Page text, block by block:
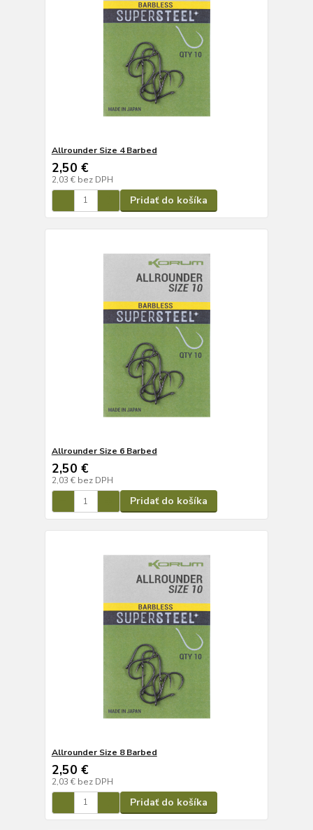
Allrounder Size 4 Barbed
2,50 €
2,03 € bez DPH
Pridať do košíka
Allrounder Size 6 Barbed
2,50 €
2,03 € bez DPH
Pridať do košíka
Allrounder Size 8 Barbed
2,50 €
2,03 € bez DPH
Pridať do košíka